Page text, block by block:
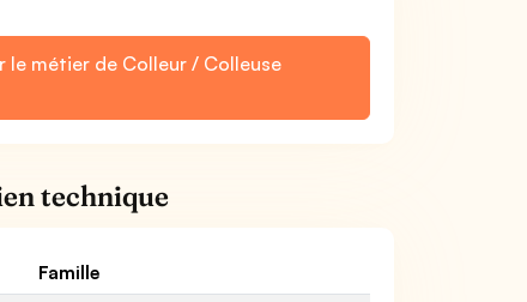
le métier de Colleur / Colleuse
technique
Famille